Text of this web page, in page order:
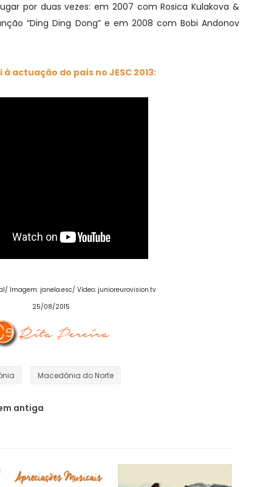
por duas vezes: em 2007 com Rosica Kulakova &
“Ding Ding Dong” e em 2008 com Bobi Andonov
actuação do país no JESC 2013:
Imagem: janela.esc/ Vídeo: junioreurovision.tv
25/08/2015
Macedónia do Norte
antiga